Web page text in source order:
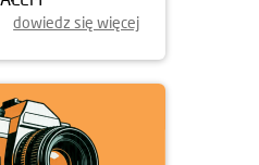
dowiedz się więcej